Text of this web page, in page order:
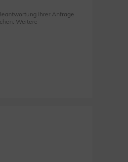
Ihrer Anfrage
Weitere